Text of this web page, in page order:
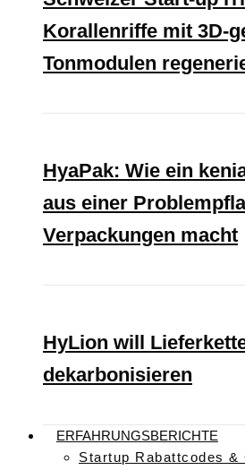
Korallenriffe mit 3D-
Tonmodulen
HyaPak: Wie ein
aus einer
Verpackungen macht
HyLion will
dekarbonisieren
ERFAHRUNGSBERICHTE
Startup Rabattcodes &